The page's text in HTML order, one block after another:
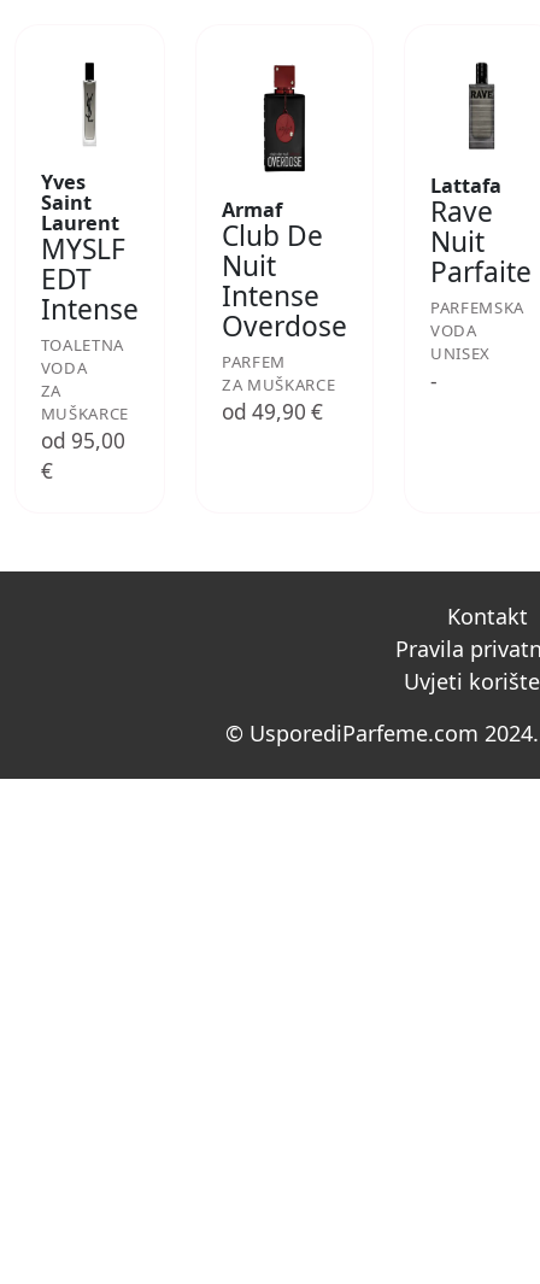
Yves
Saint
Laurent
MYSLF
EDT
Intense
TOALETNA
VODA
ZA
MUŠKARCE
od 95,00
€
Armaf
Club De
Nuit
Intense
Overdose
PARFEM
ZA MUŠKARCE
od 49,90 €
Lattafa
Rave
Nuit
Parfaite
PARFEMSKA
VODA
UNISEX
-
Kontakt
Pravila
Uvjeti
© UsporediParfeme.com